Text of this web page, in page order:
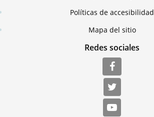
Políticas de accesibilidad
Mapa del sitio
Redes sociales